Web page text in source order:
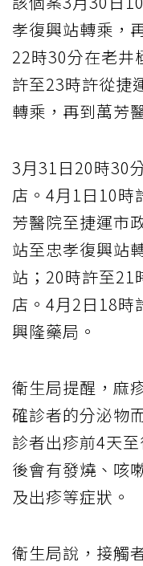
孝復興站轉乘，
22時30分在老井
許至23時許從捷
轉乘，再到萬芳
3月31日20時30
店。4月1日10時
芳醫院至捷運市
站至忠孝復興站
站；20時許至21
店。4月2日18時
興隆藥局。
衛生局提醒，麻
確診者的分泌物
診者出疹前4天
後會有發燒、咳
及出疹等症狀。
衛生局說，接觸